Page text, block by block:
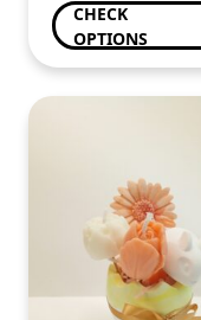
CHECK
OPTIONS